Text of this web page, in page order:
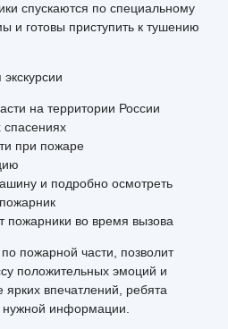
спускаются по специальному
и готовы приступить к тушению
на территории России
спасениях
при пожаре
и подробно осмотреть
пожарники во время вызова
пожарной части, позволит
положительных эмоций и
впечатлений, ребята
нужной информации.